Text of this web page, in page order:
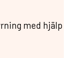
med hjälp